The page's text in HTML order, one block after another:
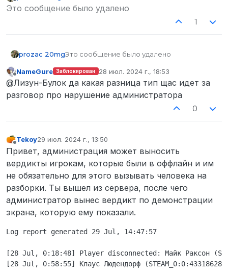
Не в сети
Это сообщение было удалено
1
prozac 20mgЭто сообщение было удалено
Не в сети
NameGure Заблокирован 28 июл. 2024 г., 18:53
отредактировано
@Лизун-Булок да какая разница тип щас идет за
разговор про нарушение администратора
0
Tekoy29 июл. 2024 г., 13:50
отредактировано
Привет, администрация может выносить
вердикты игрокам, которые были в оффлайн и им
не обязательно для этого вызывать человека на
разборки. Ты вышел из сервера, после чего
администратор вынес вердикт по демонстрации
экрана, которую ему показали.
Log report generated 29 Jul, 14:47:57
[28 Jul, 0:18:48] Player disconnected: Майк Раксон
[28 Jul, 0:58:55] Клаус Людендорф